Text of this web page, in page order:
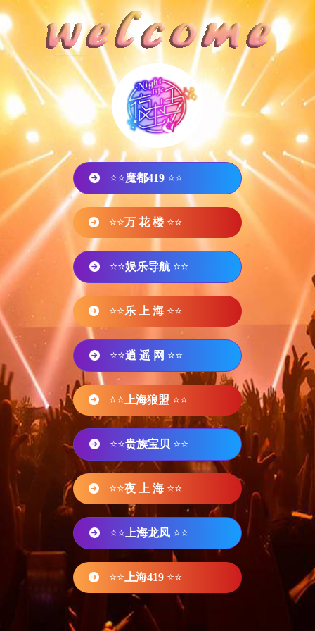
⭐⭐魔都419 ⭐⭐
⭐⭐万 花 楼 ⭐⭐
⭐⭐娱乐导航 ⭐⭐
⭐⭐乐 上 海 ⭐⭐
⭐⭐逍 遥 网 ⭐⭐
⭐⭐ 上海狼盟 ⭐⭐
⭐⭐贵族宝贝 ⭐⭐
⭐⭐夜 上 海 ⭐⭐
⭐⭐ 上海龙凤 ⭐⭐
⭐⭐ 上海419 ⭐⭐